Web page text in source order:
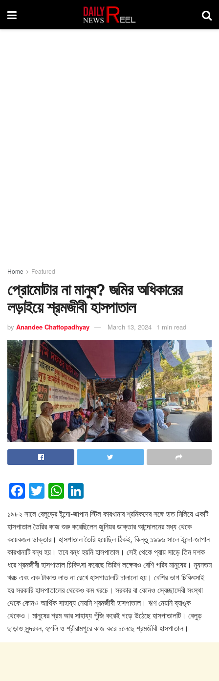
Home Featured
প্রোমোটার না মানুষ? জমির অধিকারের
লড়াইয়ে শ্রমজীবী হাসপাতাল
by Anandee Chattopadhyay March 13, 2024 1 min read
F
a
c
e
b
o
o
k
T
wi
tt
er
W
h
at
s
A
p
p
n
k
e
dI
n
১৯৮২ সালে বেলুড়ের ইন্দো-জাপান স্টিল কারখানার শ্রমিকদের সঙ্গে হাত মিলিয়ে একটি
হাসপাতাল তৈরির কাজ শুরু করেছিলেন জুনিয়র ডাক্তার আন্দোলনের মধ্য থেকে
কয়েকজন ডাক্তার। হাসপাতাল তৈরি হয়েছিল ঠিকই, কিন্তু ১৯৯৬ সালে ইন্দো-জাপান
কারখানাটি বন্ধ হয়। তবে বন্ধ হয়নি হাসপাতাল। সেই থেকে প্রায় সাড়ে তিন দশক
ধরে শ্রমজীবী হাসপাতাল চিকিৎসা করেছে তিরিশ লক্ষেরও বেশি গরিব মানুষের। ন্যূনতম
খরচ এবং এক টাকাও লাভ না রেখে হাসপাতালটি চালানো হয়। বেশির ভাগ চিকিৎসাই
হয় সরকারি হাসপাতালের থেকেও কম খরচে। সরকার বা কোনও স্বেচ্ছাসেবী সংস্থা
থেকে কোনও আর্থিক সাহায্য নেয়নি শ্রমজীবী হাসপাতাল। ঋণ নেয়নি ব্যাঙ্ক
থেকেও। মানুষের শ্রম আর সাহায্য পুঁজি করেই গড়ে উঠেছে হাসপাতালটি। বেলুড়
ছাড়াও সুন্দরবন, হুগলি ও শ্রীরামপুরে কাজ করে চলেছে শ্রমজীবী হাসপাতাল।